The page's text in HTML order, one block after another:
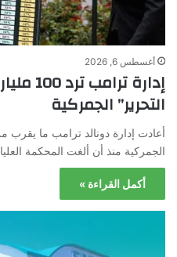
أغسطس 6, 2026
إدارة
التحرير” الجمركية
الجمركية منذ أن ألغت المحكمة
أكمل القراءة »